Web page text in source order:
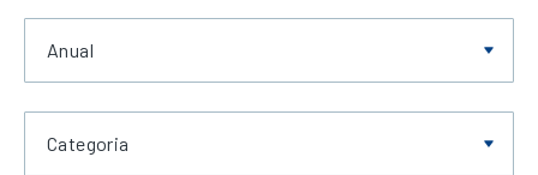
Anual
Categoria